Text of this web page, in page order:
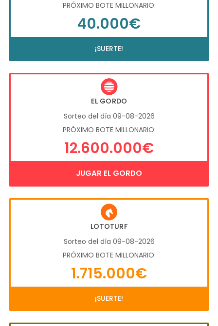
PRÓXIMO BOTE MILLONARIO:
40.000€
¡SUERTE!
EL GORDO
Sorteo del día 09-08-2026
PRÓXIMO BOTE MILLONARIO:
12.600.000€
JUGAR EL GORDO
LOTOTURF
Sorteo del día 09-08-2026
PRÓXIMO BOTE MILLONARIO:
1.715.000€
¡SUERTE!